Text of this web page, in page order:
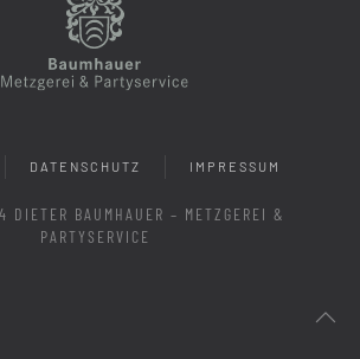
DATENSCHUTZ IMPRESSUM
BAUMHAUER – METZGEREI &
PARTYSERVICE